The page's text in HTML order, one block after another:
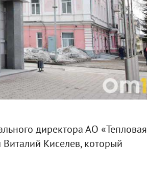
директора АО «Тепловая
Виталий Киселев, который